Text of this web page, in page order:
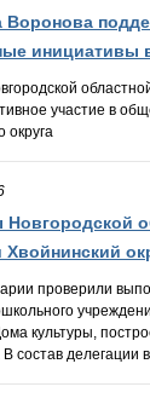
района;
Новгородской
области;
Воронова
инициативы
участие в
округа
Новгородской
Хвойнинский
проверили
культуры,
состав делегации